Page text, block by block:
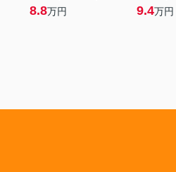
8.8万円 9.4万円